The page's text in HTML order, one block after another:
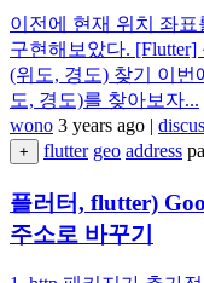
이전에 현재 위치 좌표
구현해보았다. [Flutter]
(위도, 경도) 찾기 이번
도, 경도)를 찾아보자...
wono 3 years ago |
+
flutter geo address
플러터, flutter)
주소로 바꾸기